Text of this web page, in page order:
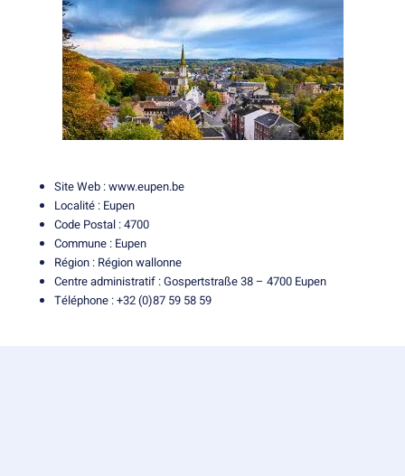
Site Web :www.eupen.be
Localité : Eupen
Code Postal : 4700
Commune : Eupen
Région : Région wallonne
Centre administratif : Gospertstraße 38 – 4700 Eupen
Téléphone : +32 (0)87 59 58 59